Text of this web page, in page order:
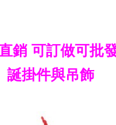
銷 可訂做可批
誕掛件與吊飾